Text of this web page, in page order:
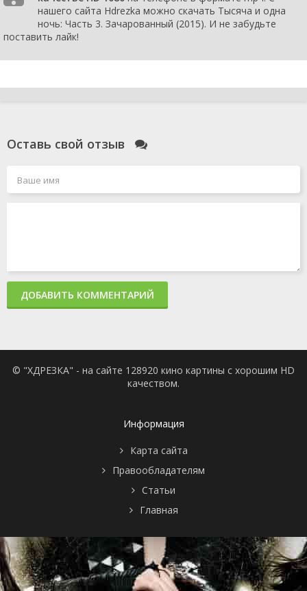
нашего сайта Hdrezka можно скачать Тысяча и одна
ночь: Часть 3. Зачарованный (2015). И не забудьте
поставить лайк!
Оставь свой отзыв
ДОБАВИТЬ КОММЕНТАРИЙ
© "ХДРЕЗКА" - на сайте 128920 кино картины с хорошим HD
качеством.
Информация
Карта сайта
Правообладателям
Статьи
Главная